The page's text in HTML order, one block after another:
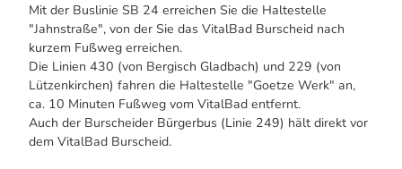
Mit der Buslinie SB 24 erreichen Sie die Haltestelle
"Jahnstraße", von der Sie das VitalBad Burscheid nach
kurzem Fußweg erreichen.
Die Linien 430 (von Bergisch Gladbach) und 229 (von
Lützenkirchen) fahren die Haltestelle "Goetze Werk" an,
ca. 10 Minuten Fußweg vom VitalBad entfernt.
Auch der Burscheider Bürgerbus (Linie 249) hält direkt vor
dem VitalBad Burscheid.